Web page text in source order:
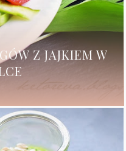
Z JAJKIEM W